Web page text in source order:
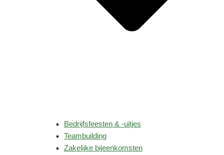
Bedrijfsfeesten & -uitjes
Teambuilding
Zakelijke bijeenkomsten